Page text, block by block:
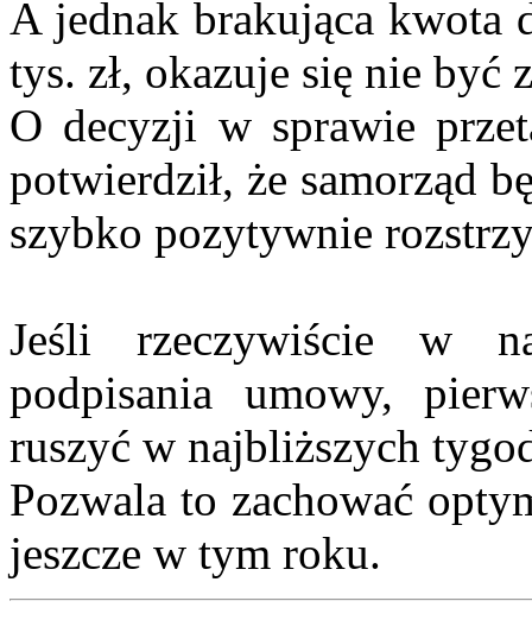
A jednak brakująca kwota
tys. zł, okazuje się nie być
O decyzji w sprawie
potwierdził, że samorząd
szybko pozytywnie
Jeśli rzeczywiście w
podpisania umowy,
ruszyć w najbliższych
Pozwala to zachować
jeszcze w tym roku.